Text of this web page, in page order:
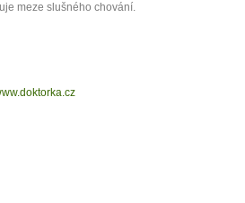
meze slušného chování.